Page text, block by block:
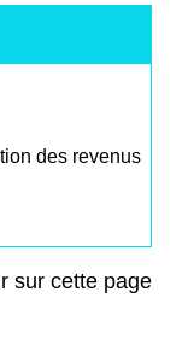
des revenus
sur cette page